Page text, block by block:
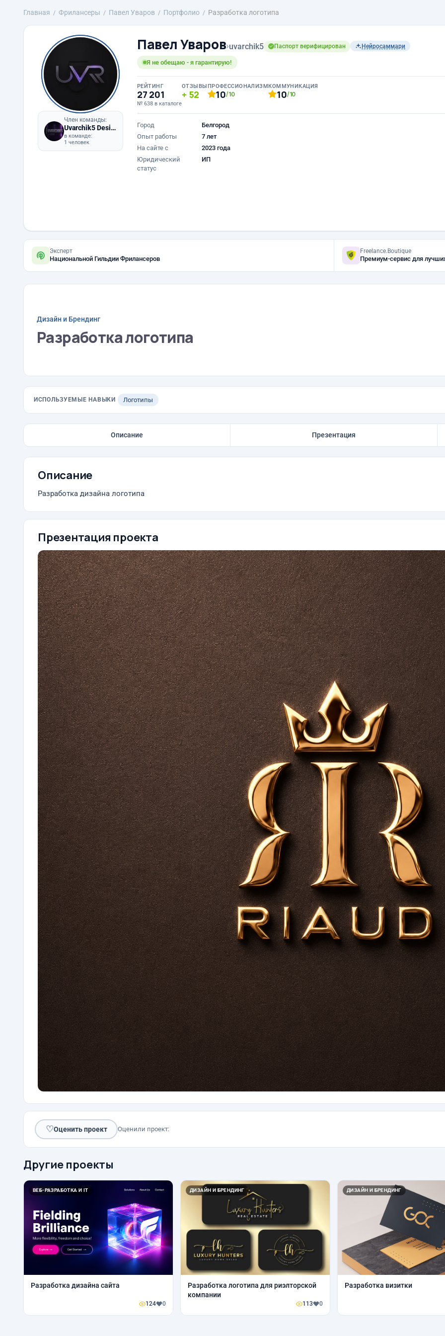
Главная Фрилансеры Павел Уваров Портфолио Разработка логотипа
Член команды:
Uvarchik5 Design
в команде:
1 человек
Павел Уваров›uvarchik5 Паспорт верифицирован Нейросаммари
Я не обещаю - я гарантирую!
РЕЙТИНГ
27 201
№ 638 в каталоге
ОТЗЫВЫ
52
ПРОФЕССИОНАЛИЗМ
10/10
КОММУНИКАЦИЯ
10/10
Город
Белгород
Опыт работы
7 лет
На сайте с
2023 года
Юридический
статус
ИП
Эксперт
Национальной Гильдии Фрилансеров
Freelance.Boutique
Премиум-сервис для
Дизайн и Брендинг
Разработка логотипа
ИСПОЛЬЗУЕМЫЕ НАВЫКИ Логотипы
Описание Презентация
Описание
Разработка дизайна логотипа
Презентация проекта
♡Оценить проект Оценили проект:
Другие проекты
ВЕБ-РАЗРАБОТКА И IT
Разработка дизайна сайта
124 0
ДИЗАЙН И БРЕНДИНГ
Разработка логотипа для риэлторской
компании
113 0
ДИЗАЙН И БРЕНДИНГ
Разработка визитки